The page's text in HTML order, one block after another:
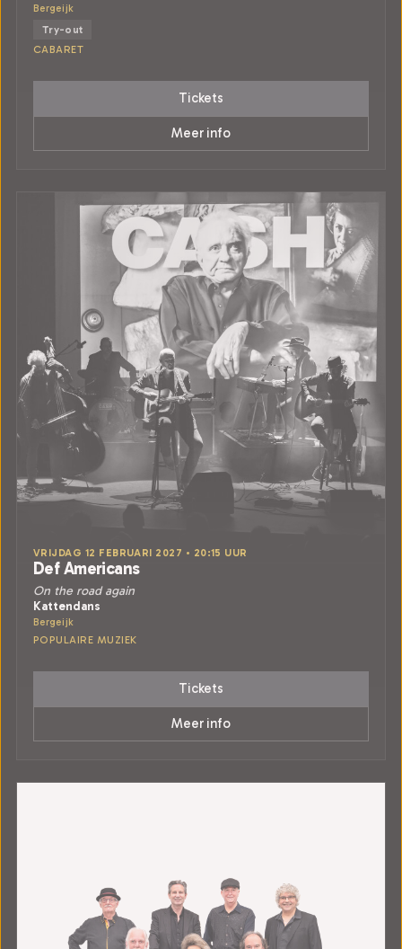
Bergeijk
Try-out
CABARET
Tickets
Meer info
VRIJDAG 12 FEBRUARI 2027 • 20:15 UUR
Def Americans
On the road again
Kattendans
Bergeijk
POPULAIRE MUZIEK
Tickets
Meer info